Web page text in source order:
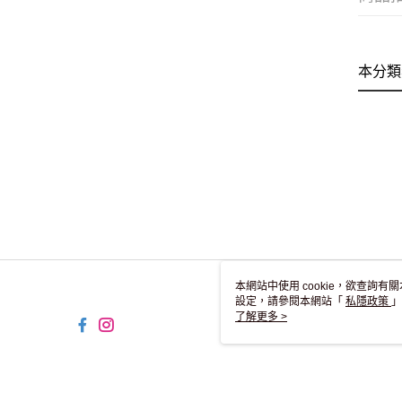
本分
本網站中使用 cookie，欲查詢有
設定，請參閱本網站「 私隱政策
用 cookie。
了解更多 >